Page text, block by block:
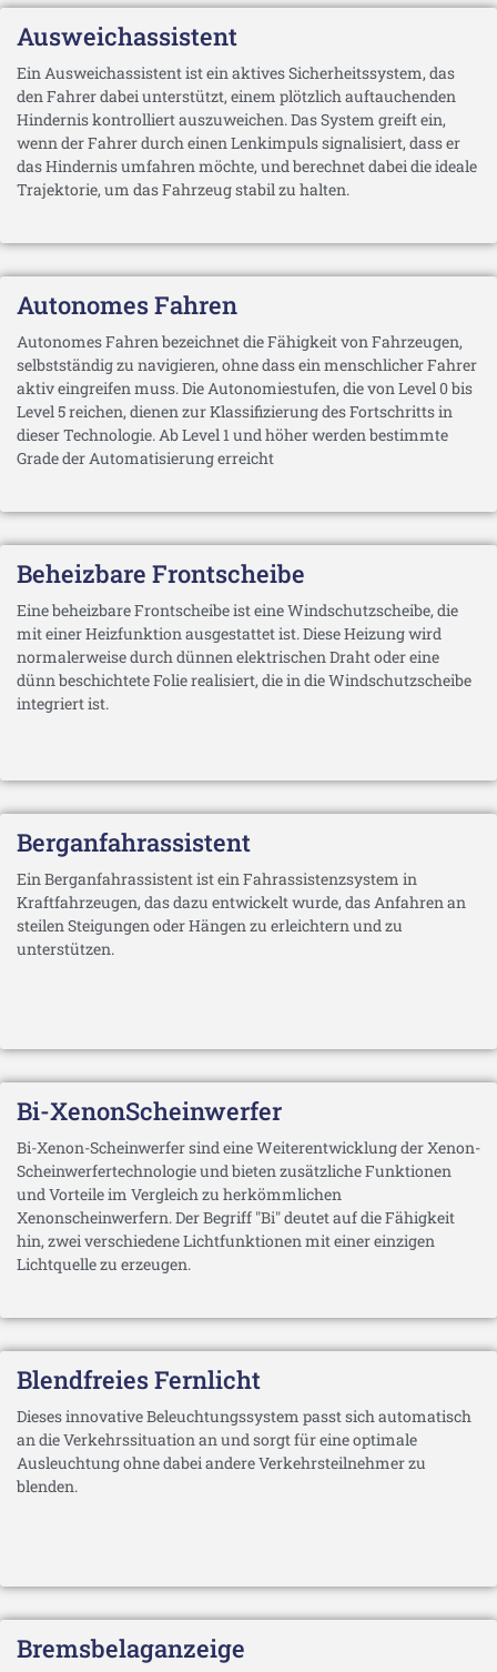
Ausweichassistent
Ein Ausweichassistent ist ein aktives Sicherheitssystem, das
den Fahrer dabei unterstützt, einem plötzlich auftauchenden
Hindernis kontrolliert auszuweichen. Das System greift ein,
wenn der Fahrer durch einen Lenkimpuls signalisiert, dass er
das Hindernis umfahren möchte, und berechnet dabei die ideale
Trajektorie, um das Fahrzeug stabil zu halten.
Autonomes Fahren
Autonomes Fahren bezeichnet die Fähigkeit von Fahrzeugen,
selbstständig zu navigieren, ohne dass ein menschlicher Fahrer
aktiv eingreifen muss. Die Autonomiestufen, die von Level 0 bis
Level 5 reichen, dienen zur Klassifizierung des Fortschritts in
dieser Technologie. Ab Level 1 und höher werden bestimmte
Grade der Automatisierung erreicht
Beheizbare Frontscheibe
Eine beheizbare Frontscheibe ist eine Windschutzscheibe, die
mit einer Heizfunktion ausgestattet ist. Diese Heizung wird
normalerweise durch dünnen elektrischen Draht oder eine
dünn beschichtete Folie realisiert, die in die Windschutzscheibe
integriert ist.
Berganfahrassistent
Ein Berganfahrassistent ist ein Fahrassistenzsystem in
Kraftfahrzeugen, das dazu entwickelt wurde, das Anfahren an
steilen Steigungen oder Hängen zu erleichtern und zu
unterstützen.
Bi-XenonScheinwerfer
Bi-Xenon-Scheinwerfer sind eine Weiterentwicklung der Xenon-
Scheinwerfertechnologie und bieten zusätzliche Funktionen
und Vorteile im Vergleich zu herkömmlichen
Xenonscheinwerfern. Der Begriff "Bi" deutet auf die Fähigkeit
hin, zwei verschiedene Lichtfunktionen mit einer einzigen
Lichtquelle zu erzeugen.
Blendfreies Fernlicht
Dieses innovative Beleuchtungssystem passt sich automatisch
an die Verkehrssituation an und sorgt für eine optimale
Ausleuchtung ohne dabei andere Verkehrsteilnehmer zu
blenden.
Bremsbelaganzeige